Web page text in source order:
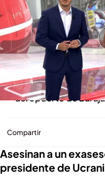
Redacción digital
21 MAY 2025 - 21:44h.
Asesinado en
anterior presidente
Comienzan los
aeropuerto de
Compartir
Asesinan a un
presidente de